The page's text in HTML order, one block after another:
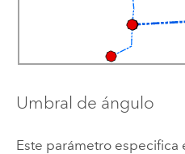
Umbral de ángulo
Este parámetro